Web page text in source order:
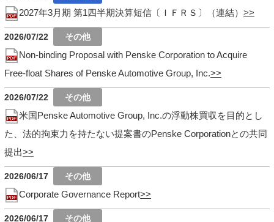
2027年3月期 第1四半期決算短信〔ＩＦＲＳ〕（連結）
2026/07/22
Non-binding Proposal with Penske Corporation to Acquire
Free-float Shares of Penske Automotive Group, Inc.
2026/07/22
米国Penske Automotive Group, Inc.の浮動株買収を目的とし
た、法的拘束力を持たない提案書のPenske Corporationとの共同
提出
2026/06/17
Corporate Governance Report
2026/06/17